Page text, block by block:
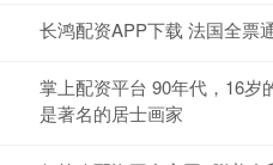
长鸿配资APP下载 法国全票
掌上配资平台 90年代，16岁
是著名的居士画家